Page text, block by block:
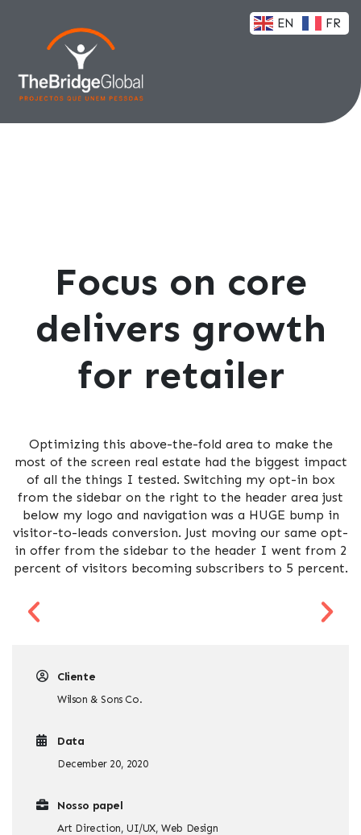
Focus on core
delivers growth
for retailer
Optimizing this above-the-fold area to make the
most of the screen real estate had the biggest impact
of all the things I tested. Switching my opt-in box
from the sidebar on the right to the header area just
below my logo and navigation was a HUGE bump in
visitor-to-leads conversion. Just moving our same opt-
in offer from the sidebar to the header I went from 2
percent of visitors becoming subscribers to 5 percent.
Cliente
Wilson & Sons Co.
Data
December 20, 2020
Nosso papel
Art Direction, UI/UX, Web Design
EN FR